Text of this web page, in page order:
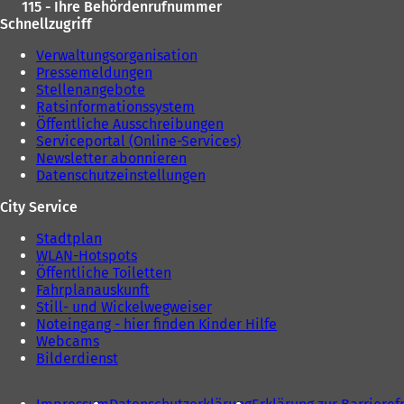
115 - Ihre Behördenrufnummer
Schnellzugriff
Verwaltungsorganisation
Pressemeldungen
Stellenangebote
Ratsinformationssystem
Öffentliche Ausschreibungen
Serviceportal (Online-Services)
Newsletter abonnieren
Datenschutzeinstellungen
City Service
Stadtplan
WLAN-Hotspots
Öffentliche Toiletten
Fahrplanauskunft
Still- und Wickelwegweiser
Noteingang - hier finden Kinder Hilfe
Webcams
Bilderdienst